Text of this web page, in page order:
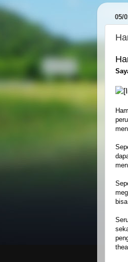
05/
ALLAh S.W.T | My Lovely |